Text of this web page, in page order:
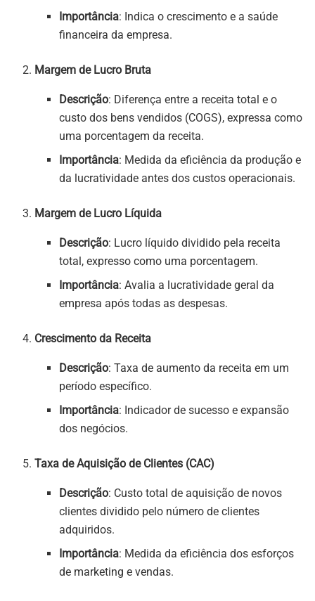
Importância: Indica o crescimento e a saúde
financeira da empresa.
Margem de Lucro Bruta
Descrição: Diferença entre a receita total e o
custo dos bens vendidos (COGS), expressa como
uma porcentagem da receita.
Importância: Medida da eficiência da produção e
da lucratividade antes dos custos operacionais.
Margem de Lucro Líquida
Descrição: Lucro líquido dividido pela receita
total, expresso como uma porcentagem.
Importância: Avalia a lucratividade geral da
empresa após todas as despesas.
Crescimento da Receita
Descrição: Taxa de aumento da receita em um
período específico.
Importância: Indicador de sucesso e expansão
dos negócios.
Taxa de Aquisição de Clientes (CAC)
Descrição: Custo total de aquisição de novos
clientes dividido pelo número de clientes
adquiridos.
Importância: Medida da eficiência dos esforços
de marketing e vendas.